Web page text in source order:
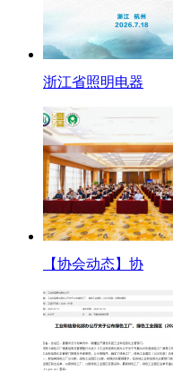
浙江省照明电器
【协会动态】协